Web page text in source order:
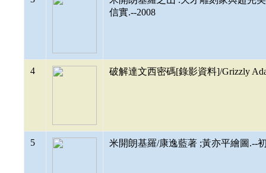
信實.--2008
4 破解達文西密碼[錄影資料]/Grizzly
5 米開朗基羅/康逸藍著 ;黃亦平繪圖.--